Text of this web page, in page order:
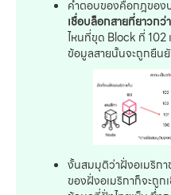
คำตอบของคือกฎของ
เชื่อบล็อกสายที่ยาวกว่
ไหนที่ขุด Block ที่ 102
ข้อมูลสายนั้นจะถูกยืน
งั้นสมมุติว่าฝั่งอเมริก
ของฝั่งอเมริกาก็จะถูก